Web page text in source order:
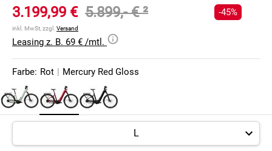
3.199,99 € 5.899,- €²
inkl. MwSt, zzgl. Versand
-45%
Leasing z. B. 69 € /mtl.
Farbe: Rot | Mercury Red Gloss